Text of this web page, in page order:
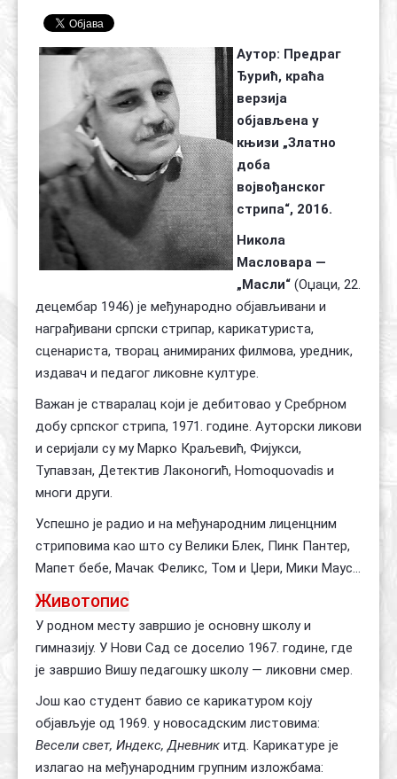
Аутор: Предраг
Ђурић, краћа
верзија
објављена у
књизи „Златно
доба
војвођанског
стрипа“, 2016.
Никола
Масловара —
„Масли“ (Оџаци, 22.
децембар 1946) је међународно објављивани и
награђивани српски стрипар, карикатуриста,
сценариста, творац анимираних филмова, уредник,
издавач и педагог ликовне културе.
Важан је стваралац који је дебитовао у Сребрном
добу српског стрипа, 1971. године. Ауторски ликови
и серијали су му Марко Краљевић, Фијукси,
Тупавзан, Детектив Лаконогић, Homoquovadis и
многи други.
Успешно је радио и на међународним лиценцним
стриповима као што су Велики Блек, Пинк Пантер,
Мапет бебе, Мачак Феликс, Том и Џери, Мики Маус...
Животопис
У родном месту завршио је основну школу и
гимназију. У Нови Сад се доселио 1967. године, где
је завршио Вишу педагошку школу — ликовни смер.
Још као студент бавио се карикатуром коју
објављује од 1969. у новосадским листовима:
Весели свет, Индекс, Дневник итд. Карикатуре је
излагао на међународним групним изложбама:
Органи
Хол славе
Контакт